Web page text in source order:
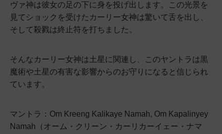
ヴァ神は彼女の足の下に身を投げ出します。この光景を
見てショックを受けたカーリー女神は驚いて舌を出し、
そして殺戮は終止符を打ちました。
そんなカーリー女神は土星に関連し、このヤントラは黒
魔術や土星の有害な影響からのお守りになると信じられ
ています。
マントラ：Om Kreeng Kalikaye Namah, Om Kapalinyey
Namah（オーム・クリーン・カーリカーイェー・ナマ